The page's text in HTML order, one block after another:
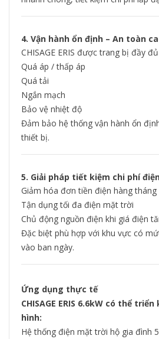
4. Vận hành ổn định – An toàn
CHISAGE ERIS được trang bị đầy
Quá áp / thấp áp
Quá tải
Ngắn mạch
Bảo vệ nhiệt độ
Đảm bảo hệ thống vận hành ổn
thiết bị.
5. Giải pháp tiết kiệm chi phí
Giảm hóa đơn tiền điện hàng tháng
Tận dụng tối đa điện mặt trời
Chủ động nguồn điện khi giá điện
Đặc biệt phù hợp với khu vực có
vào ban ngày.
Ứng dụng thực tế
CHISAGE ERIS 6.6kW có thể
hình:
Hệ thống điện mặt trời hộ gia đình